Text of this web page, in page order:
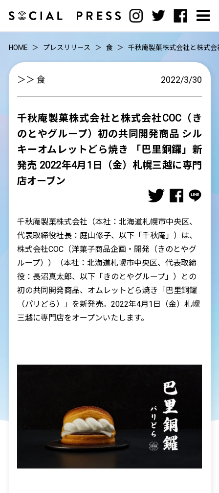
HOME プレスリリース 食 千秋庵製菓株式会社と株式
＞＞ 食 2022/3/30
千秋庵製菓株式会社と株式会社COC（き
のとやグループ）初の共同開発商品 シル
キーオムレットどら焼き 「巴里銅鑼」新
発売 2022年4月1日（金）札幌三越に専門
店オープン
千秋庵製菓株式会社（本社：北海道札幌市中央区、
代表取締役社長：庭山修子、以下「千秋庵」）は、
株式会社COC （洋菓子商品企画・開発（きのとやグ
ループ））（本社：北海道札幌市中央区、代表取締
役：長沼真太郎、以下「きのとやグループ」）との
初の共同開発商品、オムレットどら焼き「巴里銅鑼
（パリどら）」を新発売。 2022年4月1 日（金）札幌
三越に専門店をオープンいたします。